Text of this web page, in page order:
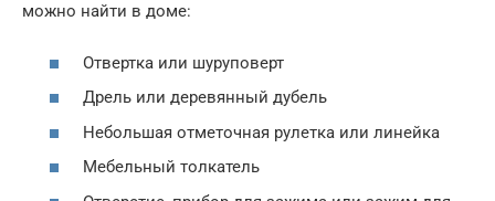
можно найти в доме:
Отвертка или шуруповерт
Дрель или деревянный дубель
Небольшая отметочная рулетка или линейка
Мебельный толкатель